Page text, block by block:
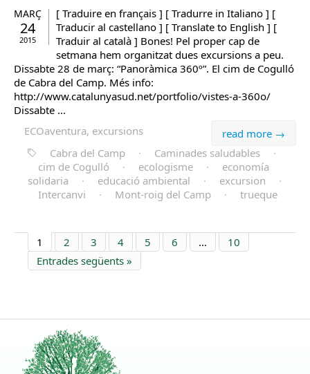
MARÇ
24
2015
[ Traduire en français ] [ Tradurre in Italiano ] [
Traducir al castellano ] [ Translate to English ] [
Traduir al català ] Bones! Pel proper cap de
setmana hem organitzat dues excursions a peu.
Dissabte 28 de març: “Panoràmica 360º”. El cim de Cogulló
de Cabra del Camp. Més info:
http://www.catalunyasud.net/portfolio/vistes-a-360o/
Dissabte ...
read more →
ECOaventura, excursions
Cabra del Camp
· Caminades saludables
·
cim de Cogulló
· ecologisme ·
economía
solidaria
· educació ambiental · excursion
·
Intercanvi
· Mont-roig del Camp · trueque
1 2 3 4 5 6 …
10
Entrades següents »